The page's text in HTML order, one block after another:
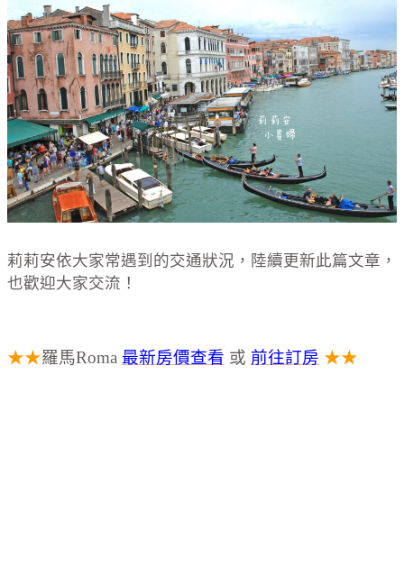
莉莉安依大家常遇到的交通狀況，陸續更新此篇文章，
也歡迎大家交流！
★★羅馬Roma 最新房價查看 或 前往訂房 ★★